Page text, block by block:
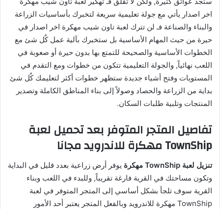
اخر اصدار يأتي مع جولة تعليمية سريعة لتخبرك بأساسيات الزراعة
والبناء والصناعة فـ لن تترك لعبة تاون شيب مهكرة اخر اصدار في
حيرة من حيث المهام الأساسية بل ستخبرك بآلية عمل كٌل شئ مع
الخطوات الأساسية والصحيحة للتمتع بها بدون حيرة أو صعوبة في
اللعب نهائياً, والجولة التعليمية تتكون من خطوات ومع التقدم في
المستويات وفتح أشياء جديدة ستظهر خطوات أكثر لتعليمك كٌل شئ
بداية من الزراعة والحصاد وصولاً إلى بناء المناطق الكاملة وتصدير
المنتجات وتلبية طلبات السكان.
تفاصيل المتجر المتوفر بعد تحميل لعبة
TownShip مهكرة للاندرويد مجانا
تنزيل لعبة TownShip مهكرة
يوفر أرض زراعية بعدد قليل في البداية
وتكون مساحتك في القرية فارغة تقريباً, وللبدء في اللعب وبناء
القرية سوف تلجأ بشكل أساسي إلى المتجر المتوفر في لعبة
TownShip مهكرة للاندرويد وبالفعل المتجر يعتبر أحد الأمور